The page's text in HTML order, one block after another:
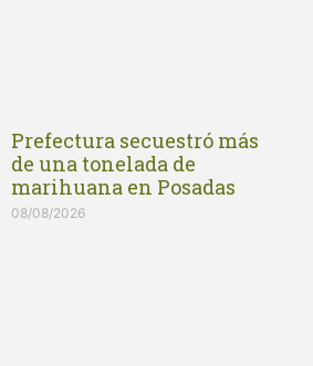
Prefectura secuestró más
de una tonelada de
marihuana en Posadas
08/08/2026